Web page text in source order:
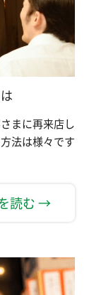
まに再来店し
法は様々です
読む →